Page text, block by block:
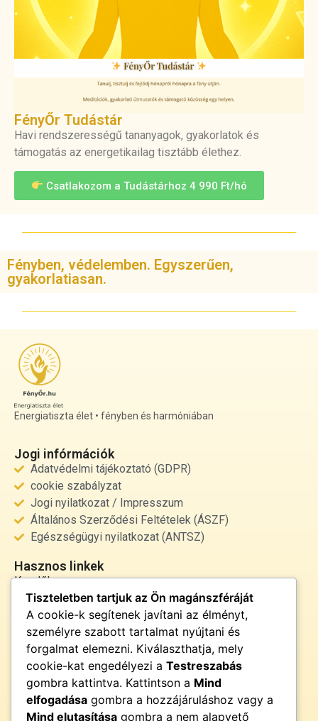
FényŐr Tudástár
Havi rendszerességű tananyagok, gyakorlatok és
támogatás az energetikailag tisztább élethez.
Csatlakozom a Tudástárhoz 4 990 Ft/hó
Fényben, védelemben. Egyszerűen,
gyakorlatiasan.
Energiatiszta élet • fényben és harmóniában
Jogi infórmációk
Adatvédelmi tájékoztató (GDPR)
cookie szabályzat
Jogi nyilatkozat / Impresszum
Általános Szerződési Feltételek (ÁSZF)
Egészségügyi nyilatkozat (ANTSZ)
Hasznos linkek
Kezdőlap
Rólunk
Szolgáltatások
Kapcsolat
Kapcsolat
info@fenyor.hu
+36 30 000 0000
Magyarország
Tiszteletben tartjuk az Ön magánszféráját
A cookie-k segítenek javítani az élményt,
személyre szabott tartalmat nyújtani és
forgalmat elemezni. Kiválaszthatja, mely
cookie-kat engedélyezi a Testreszabás
gombra kattintva. Kattintson a Mind
elfogadása gombra a hozzájáruláshoz vagy a
Mind elutasítása gombra a nem alapvető